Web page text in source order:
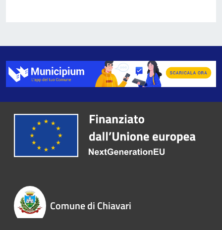
Comune di Chiavari